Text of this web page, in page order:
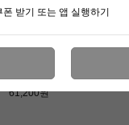
[제라]JB-103 서브스토브 - 탄
61,200원
61,200원
받기 또는 앱 실행하기